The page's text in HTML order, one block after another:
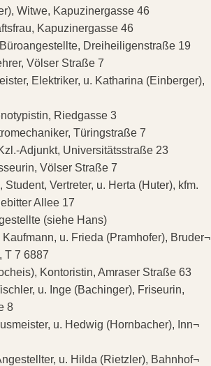
Witwe, Kapuzinergasse 46
Kapuzinergasse 46
Dreiheiligenstraße 19
Völser Straße 7
Elektriker, u. Katharina (Einberger),
Riedgasse 3
Türingstraße 7
Adjunkt, Universitätsstraße 23
Völser Straße 7
Vertreter, u. Herta (Huter), kfm.
Allee 17
(siehe Hans)
u. Frieda (Pramhofer), Bruder¬
T 7 6887
Kontoristin, Amraser Straße 63
u. Inge (Bachinger), Friseurin,
8
u. Hedwig (Hornbacher), Inn¬
u. Hilda (Rietzler), Bahnhof¬